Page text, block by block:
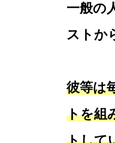
一般の
ストか
彼等は
トを組